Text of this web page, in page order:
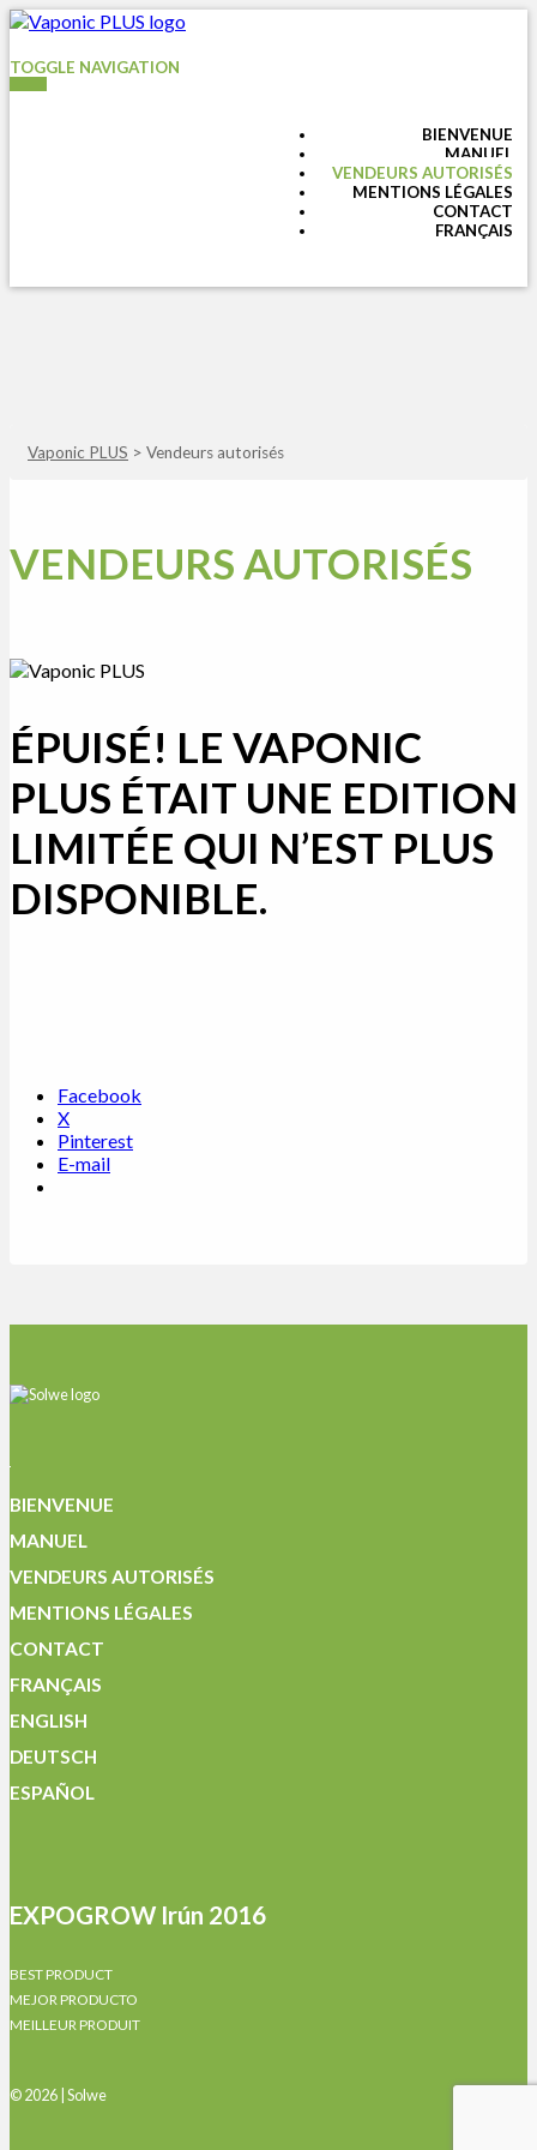
TOGGLE NAVIGATION
BIENVENUE
MANUEL
VENDEURS AUTORISÉS
MENTIONS LÉGALES
CONTACT
FRANÇAIS
Vaponic PLUS > Vendeurs autorisés
VENDEURS AUTORISÉS
ÉPUISÉ! LE VAPONIC
PLUS ÉTAIT UNE EDITION
LIMITÉE QUI N’EST PLUS
DISPONIBLE.
Facebook
X
Pinterest
E-mail
BIENVENUE
MANUEL
VENDEURS AUTORISÉS
MENTIONS LÉGALES
CONTACT
FRANÇAIS
ENGLISH
DEUTSCH
ESPAÑOL
EXPOGROW Irún 2016
BEST PRODUCT
MEJOR PRODUCTO
MEILLEUR PRODUIT
© 2026 | Solwe